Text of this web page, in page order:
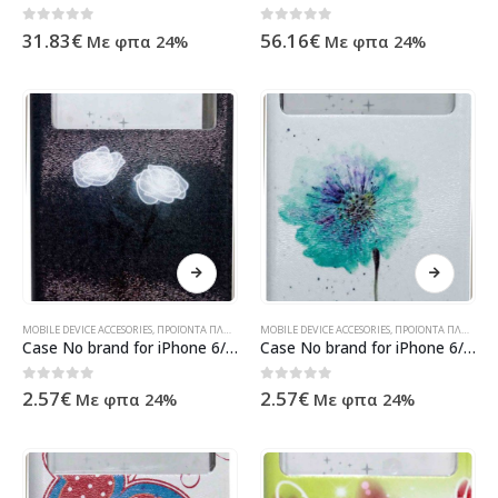
0 out of 5
31.83€ Με φπα 24% 0out of 5
56.16€ Με φπα 24%
MOBILE DEVICE ACCESORIES, ΠΡΟΪΌΝΤΑ ΠΛΗΡΟΦΟΡΙΚΉΣ - ΚΙΝΗΤΉΣ ΤΗΛΕΦΩΝΊΑΣ - ΗΛΕΚΤΡΟΝΙΚΆ
Case No brand for iPhone 6/6S, Leather, Multicolor – 51158
0out of 5
2.57€ Με φπα 24%
MOBILE DEVICE ACCESORIES, ΠΡΟΪΌΝΤΑ ΠΛΗΡΟΦΟΡΙΚΉΣ - ΚΙΝΗΤΉΣ ΤΗΛΕΦΩΝΊΑΣ - ΗΛΕΚΤΡΟΝΙΚΆ
Case No brand for iPhone 6/6S, Imitation leather, Leather, Multicolor – 51314
0out of 5
2.57€ Με φπα 24%